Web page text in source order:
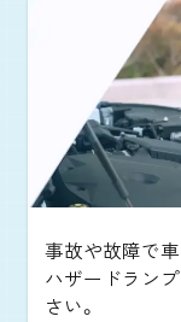
事故や故障で
ハザードラン
さい。